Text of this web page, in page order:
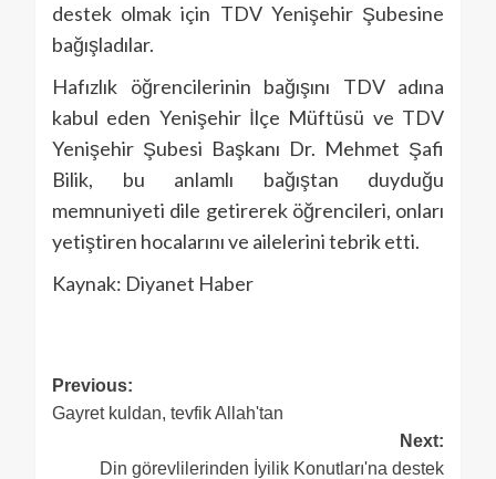
destek olmak için TDV Yenişehir Şubesine
bağışladılar.
Hafızlık öğrencilerinin bağışını TDV adına
kabul eden Yenişehir İlçe Müftüsü ve TDV
Yenişehir Şubesi Başkanı Dr. Mehmet Şafi
Bilik, bu anlamlı bağıştan duyduğu
memnuniyeti dile getirerek öğrencileri, onları
yetiştiren hocalarını ve ailelerini tebrik etti.
Kaynak: Diyanet Haber
Previous:
Gayret kuldan, tevfik Allah'tan
Next:
Din görevlilerinden İyilik Konutları'na destek